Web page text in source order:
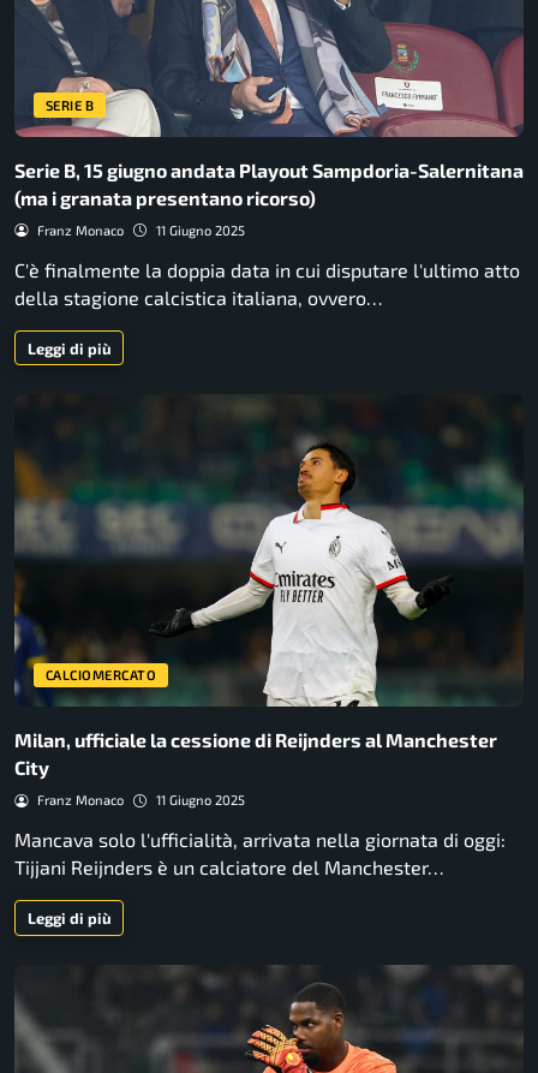
SERIE B
Serie B, 15 giugno andata Playout Sampdoria-Salernitana
(ma i granata presentano ricorso)
Franz Monaco 11 Giugno 2025
C'è finalmente la doppia data in cui disputare l'ultimo atto
della stagione calcistica italiana, ovvero…
Leggi di più
CALCIOMERCATO
Milan, ufficiale la cessione di Reijnders al Manchester
City
Franz Monaco 11 Giugno 2025
Mancava solo l'ufficialità, arrivata nella giornata di oggi:
Tijjani Reijnders è un calciatore del Manchester…
Leggi di più